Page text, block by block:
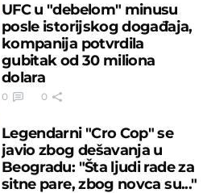
UFC u "debelom" minusu
posle istorijskog događaja,
kompanija potvrdila
gubitak od 30 miliona
dolara
0 0
Legendarni "Cro Cop" se
javio zbog dešavanja u
Beogradu: "Šta ljudi rade za
sitne pare, zbog novca su..."